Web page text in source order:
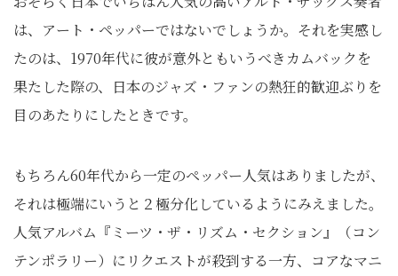
は、アート・ペッパーではないでしょうか。それを実感し
たのは、1970年代に彼が意外ともいうべきカムバックを
果たした際の、日本のジャズ・ファンの熱狂的歓迎ぶりを
目のあたりにしたときです。
もちろん60年代から一定のペッパー人気はありましたが、
それは極端にいうと２極分化しているようにみえました。
人気アルバム『ミーツ・ザ・リズム・セクション』（コン
テンポラリー）にリクエストが殺到する一方、コアなマニ